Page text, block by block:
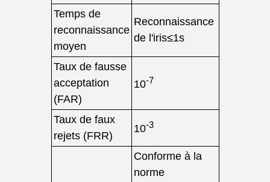
Temps de
reconnaissance
moyen
Reconnaissance
de l'iris≤1s
Taux de fausse
acceptation
(FAR)
10-7
Taux de faux
rejets (FRR)
10-3
Conforme à la
norme